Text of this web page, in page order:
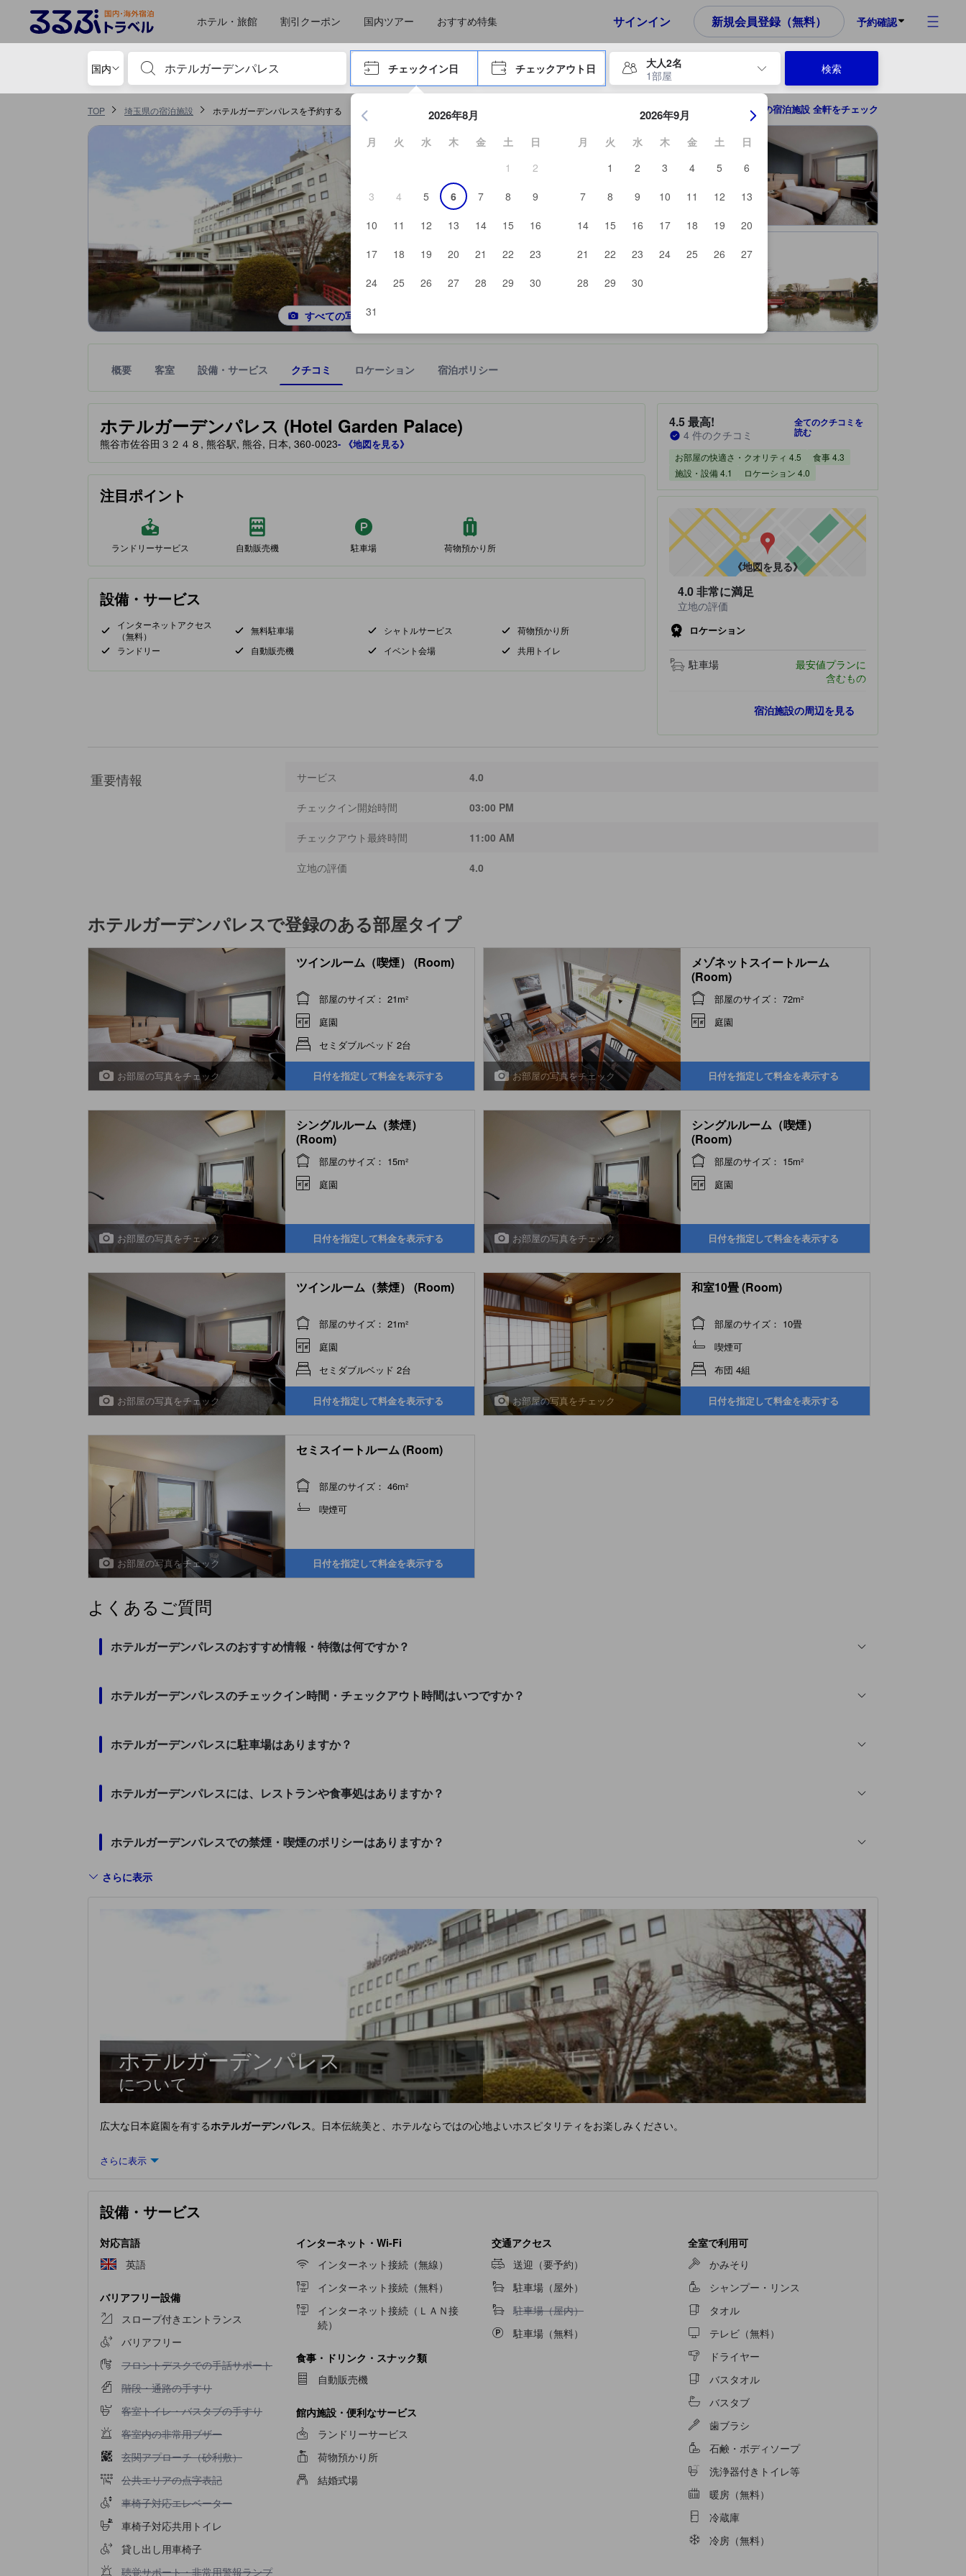
ホテル・旅館 割引クーポン 国内ツアー おすすめ特集 サインイン 新規会員登録（無料） 予約確認
国内
宿泊施設名やキーワードを入力し、矢印キーやタブキーで進み、エンターキーを押して内容を確定して、検索します。
チェックイン日 チェックアウト日
大人2名
1部屋
エンターキーを押して日付選択画面の操作を開始します。方向キーを使用して、チェックイン日とチェックアウト日を移動します。
2026年8月
月 火 水 木 金 土
日
1
2
3
4 5 6 7 8
9
10
11 12 13 14 15
16
17
18 19 20 21 22
23
24
25 26 27 28 29
30
31
2026年9月
月 火 水 木 金 土
日
1
2 3 4 5
6
7
8 9 10 11 12
13
14
15 16 17 18 19
20
21
22 23 24 25 26
27
28
29 30
検索
TOP 埼玉県の宿泊施設 ホテルガーデンパレスを予約する 熊谷の宿泊施設 全軒をチェック
すべての写真を見る
概要 客室 設備・サービス クチコミ ロケーション 宿泊ポリシー
ホテルガーデンパレス (Hotel Garden Palace)
tooltip
星評価は、提携サイトから受け取った情報であり、宿泊施設に備わっていると予測される快適さや客室のレベルを示すものです。
熊谷市佐谷田３２４８, 熊谷駅, 熊谷, 日本, 360-0023- 《地図を見る》
注目ポイント
ランドリーサービス 自動販売機 駐車場 荷物預かり所
設備・サービス
インターネットアクセス
（無料）
無料駐車場 シャトルサービス
荷物預かり所
ランドリー
自動販売機 イベント会場 共用トイレ
宿泊施設のクチコミスコア：4.5 / 5 最高! 4 件のクチコミ
4.5最高!
4 件のクチコミ
全てのクチコミを
読む
お部屋の快適さ・クオリティ 4.5
食事 4.3
施設・設備 4.1
ロケーション 4.0
《地図を見る》
4.0非常に満足
立地の評価
ロケーション
駐車場
最安値プランに
含むもの
宿泊施設の周辺を見る
重要情報 サービス 4.0
チェックイン開始時間 03:00 PM
チェックアウト最終時間 11:00 AM
立地の評価 4.0
ホテルガーデンパレスで登録のある部屋タイプ
お部屋の写真をチェック
ツインルーム（喫煙） (Room)
部屋のサイズ： 21m²
庭園
セミダブルベッド 2台
日付を指定して料金を表示する お部屋の写真をチェック
メゾネットスイートルーム
(Room)
部屋のサイズ： 72m²
庭園
日付を指定して料金を表示する
お部屋の写真をチェック
シングルルーム（禁煙）
(Room)
部屋のサイズ： 15m²
庭園
日付を指定して料金を表示する お部屋の写真をチェック
シングルルーム（喫煙）
(Room)
部屋のサイズ： 15m²
庭園
日付を指定して料金を表示する
お部屋の写真をチェック
ツインルーム（禁煙） (Room)
部屋のサイズ： 21m²
庭園
セミダブルベッド 2台
日付を指定して料金を表示する お部屋の写真をチェック
和室10畳 (Room)
部屋のサイズ： 10畳
喫煙可
布団 4組
日付を指定して料金を表示する
お部屋の写真をチェック
セミスイートルーム (Room)
部屋のサイズ： 46m²
喫煙可
日付を指定して料金を表示する
よくあるご質問
ホテルガーデンパレスのおすすめ情報・特徴は何ですか？
ホテルガーデンパレスのチェックイン時間・チェックアウト時間はいつですか？
ホテルガーデンパレスに駐車場はありますか？
ホテルガーデンパレスには、レストランや食事処はありますか？
ホテルガーデンパレスでの禁煙・喫煙のポリシーはありますか？
さらに表示
ホテルガーデンパレス
について
広大な日本庭園を有するホテルガーデンパレス。日本伝統美と、ホテルならではの心地よいホスピタリティをお楽しみください。
さらに表示
設備・サービス
対応言語
英語
バリアフリー設備
スロープ付きエントランス
バリアフリー
フロントデスクでの手話サポート不可
フロントデスクでの手話サポート
階段・通路の手すり不可
階段・通路の手すり
客室トイレ・バスタブの手すり不可
客室トイレ・バスタブの手すり
客室内の非常用ブザー不可
客室内の非常用ブザー
玄関アプローチ（砂利敷）不可
玄関アプローチ（砂利敷）
公共エリアの点字表記不可
公共エリアの点字表記
車椅子対応エレベーター不可
車椅子対応エレベーター
車椅子対応共用トイレ
貸し出し用車椅子
聴覚サポート・非常用警報ランプ対応客室不可
聴覚サポート・非常用警報ランプ
インターネット・Wi-Fi
インターネット接続（無線）
インターネット接続（無料）
インターネット接続（ＬＡＮ接
続）
食事・ドリンク・スナック類
自動販売機
館内施設・便利なサービス
ランドリーサービス
荷物預かり所
結婚式場
交通アクセス
送迎（要予約）
駐車場（屋外）
駐車場（屋内）不可
駐車場（屋内）
駐車場（無料）
全室で利用可
かみそり
シャンプー・リンス
タオル
テレビ（無料）
ドライヤー
バスタオル
バスタブ
歯ブラシ
石鹸・ボディソープ
洗浄器付きトイレ等
暖房（無料）
冷蔵庫
冷房（無料）
るるぶトラベルに掲載されているクチコミは実際に予約をし、宿泊を終えたゲストから提供されています。実際の経験に基づいた内容であるため、これから宿泊選びをされるユーザーにとっても参考となる信頼で